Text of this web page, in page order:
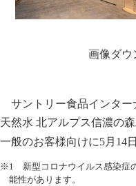
画像ダウ
サントリー食品インター
天然水 北アルプス信濃の
一般のお客様向けに5月14
※1 新型コロナウイルス感染症
能性があります。